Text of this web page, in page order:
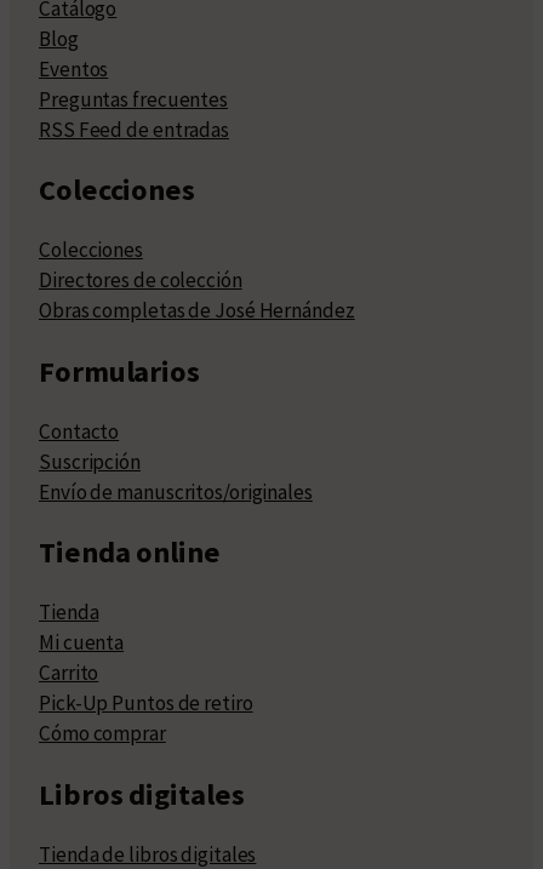
Catálogo
Blog
Eventos
Preguntas frecuentes
RSS Feed de entradas
Colecciones
Colecciones
Directores de colección
Obras completas de José Hernández
Formularios
Contacto
Suscripción
Envío de manuscritos/originales
Tienda online
Tienda
Mi cuenta
Carrito
Pick-Up Puntos de retiro
Cómo comprar
Libros digitales
Tienda de libros digitales